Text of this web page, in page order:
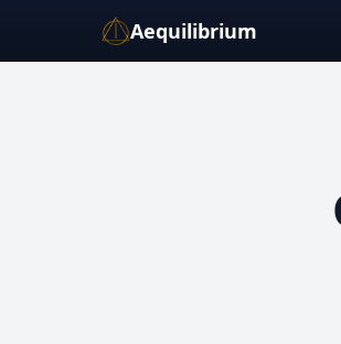
Aequilibrium